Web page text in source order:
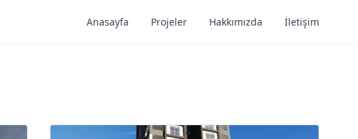
Anasayfa Projeler Hakkımızda İletişim